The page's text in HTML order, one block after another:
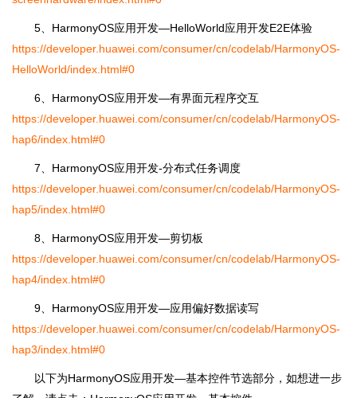
5、HarmonyOS应用开发―HelloWorld应用开发E2E体验
https://developer.huawei.com/consumer/cn/codelab/HarmonyOS-
HelloWorld/index.html#0
6、HarmonyOS应用开发―有界面元程序交互
https://developer.huawei.com/consumer/cn/codelab/HarmonyOS-
hap6/index.html#0
7、HarmonyOS应用开发-分布式任务调度
https://developer.huawei.com/consumer/cn/codelab/HarmonyOS-
hap5/index.html#0
8、HarmonyOS应用开发―剪切板
https://developer.huawei.com/consumer/cn/codelab/HarmonyOS-
hap4/index.html#0
9、HarmonyOS应用开发―应用偏好数据读写
https://developer.huawei.com/consumer/cn/codelab/HarmonyOS-
hap3/index.html#0
以下为HarmonyOS应用开发―基本控件节选部分，如想进一步